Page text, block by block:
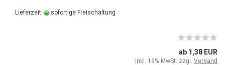
Lieferzeit: sofortige Freischaltung
ab 1,38 EUR
inkl. 19% MwSt. zzgl. Versand